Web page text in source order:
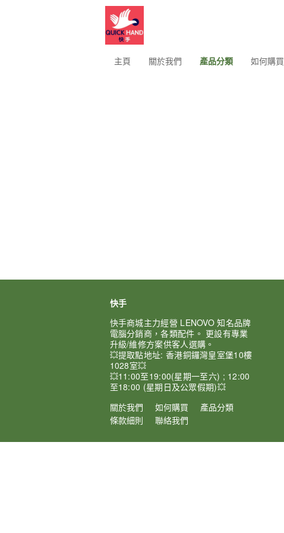
主頁 關於我們 產品分類 如何購買
快手
快手商城主力經營 LENOVO 知名品牌
電腦分銷商，各類配件。 更設有專業
升級/維修方案供客人選購。
💥提取點地址: 香港銅鑼灣皇室堡10樓
1028室💥
💥11:00至19:00(星期一至六) ; 12:00
至18:00 (星期日及公眾假期)💥
關於我們
如何購買
產品分類
條款細則
聯絡我們